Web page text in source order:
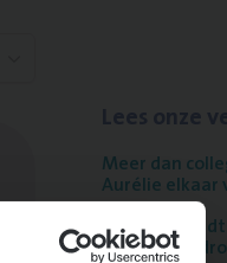
Meer dan
Aurélie elkaar
Mathias
dossiers én